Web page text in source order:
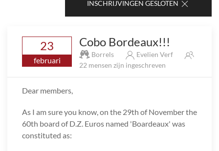
INSCHRIJVINGEN GESLOTEN
23
februari
Cobo Bordeaux!!!
Borrels
Evelien Verf
22 mensen zijn ingeschreven
Dear members,
As I am sure you know, on the 29th of November the
60th board of D.Z. Euros named 'Boardeaux' was
constituted as: